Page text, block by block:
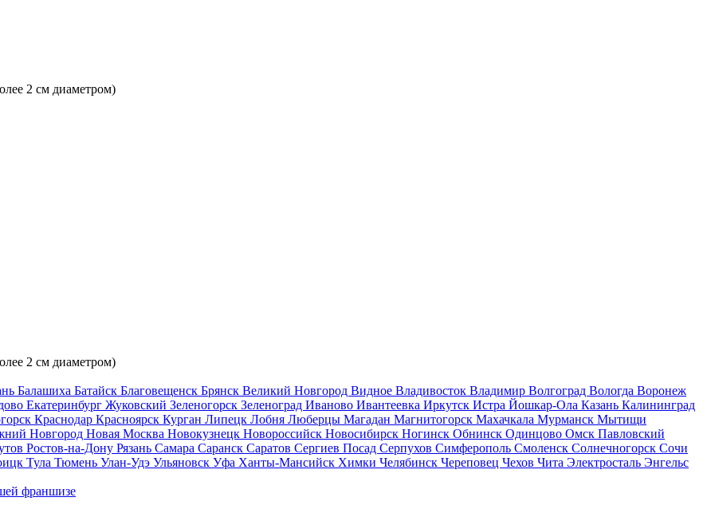
2 см диаметром)
2 см диаметром)
Балашиха Батайск Благовещенск Брянск Великий Новгород Видное Владивосток Владимир Волгоград Вологда Воронеж
Екатеринбург Жуковский Зеленогорск Зеленоград Иваново Ивантеевка Иркутск Истра Йошкар-Ола Казань Калининград
Краснодар Красноярск Курган Липецк Лобня Люберцы Магадан Магнитогорск Махачкала Мурманск Мытищи
Новгород Новая Москва Новокузнецк Новороссийск Новосибирск Ногинск Обнинск Одинцово Омск Павловский
Ростов-на-Дону Рязань Самара Саранск Саратов Сергиев Посад Серпухов Симферополь Смоленск Солнечногорск Сочи
Тула Тюмень Улан-Удэ Ульяновск Уфа Ханты-Мансийск Химки Челябинск Череповец Чехов Чита Электросталь Энгельс
франшизе